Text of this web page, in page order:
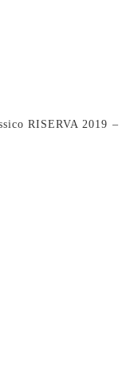
RISERVA 2019 –